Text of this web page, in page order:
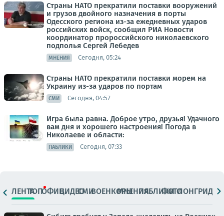
Страны НАТО прекратили поставки вооружений
и грузов двойного назначения в порты
Одесского региона из-за ежедневных ударов
российских войск, сообщил РИА Новости
координатор пророссийского николаевского
подполья Сергей Лебедев
МНЕНИЯ Сегодня, 05:24
Страны НАТО прекратили поставки морем на
Украину из-за ударов по портам
СМИ Сегодня, 04:57
Игра была равна. Доброе утро, друзья! Удачного
вам дня и хорошего настроения! Погода в
Николаеве и области:
ПАБЛИКИ Сегодня, 07:33
ЛЕНТАТОПОФИЦ.ВИДЕОСМИВОЕНКОРЫМНЕНИЯПАБЛИКИ
ФОТОЛОНГРИДЫ